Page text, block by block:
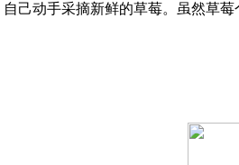
自己动手采摘新鲜的草莓。虽然草